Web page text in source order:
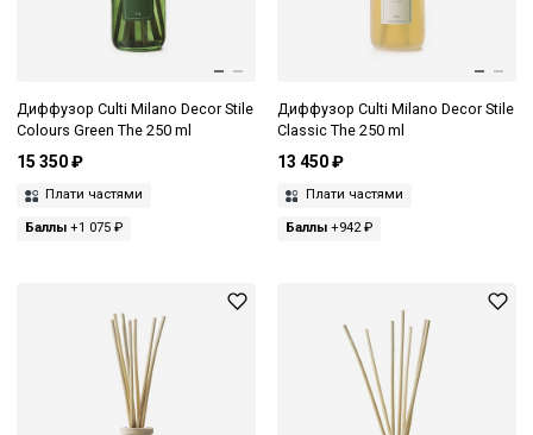
Диффузор Culti Milano Decor Stile
Colours Green The 250 ml
15 350 ₽
Плати частями
Баллы +1 075 ₽
Диффузор Culti Milano Decor Stile
Classic The 250 ml
13 450 ₽
Плати частями
Баллы+942 ₽